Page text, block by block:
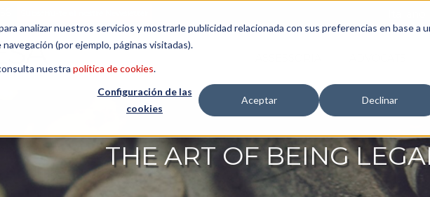
analizar nuestros servicios y mostrarle publicidad relacionada con sus preferencias en base a
(por ejemplo, páginas visitadas).
nuestra política de cookies.
Configuración de las
cookies
Aceptar Declinar
THE ART OF BEING